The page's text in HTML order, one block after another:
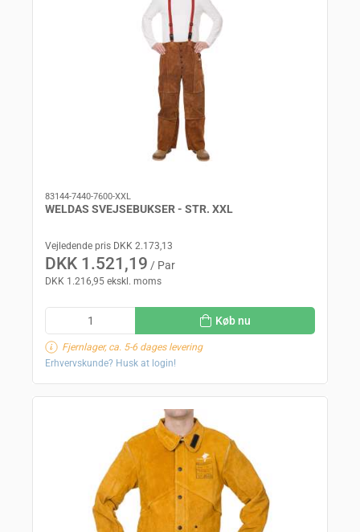
83144-7440-7600-XXL
WELDAS SVEJSEBUKSER - STR. XXL
Vejledende pris DKK 2.173,13
DKK 1.521,19 / Par
DKK 1.216,95 ekskl. moms
Køb nu
Fjernlager, ca. 5-6 dages levering
Erhvervskunde? Husk at login!